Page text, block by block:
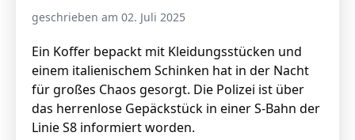
geschrieben am 02. Juli 2025
Ein Koffer bepackt mit Kleidungsstücken und
einem italienischem Schinken hat in der Nacht
für großes Chaos gesorgt. Die Polizei ist über
das herrenlose Gepäckstück in einer S-Bahn der
Linie S8 informiert worden.